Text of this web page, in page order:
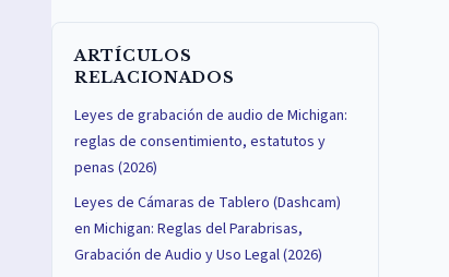
ARTÍCULOS
RELACIONADOS
Leyes de grabación de audio de Michigan:
reglas de consentimiento, estatutos y
penas (2026)
Leyes de Cámaras de Tablero (Dashcam)
en Michigan: Reglas del Parabrisas,
Grabación de Audio y Uso Legal (2026)